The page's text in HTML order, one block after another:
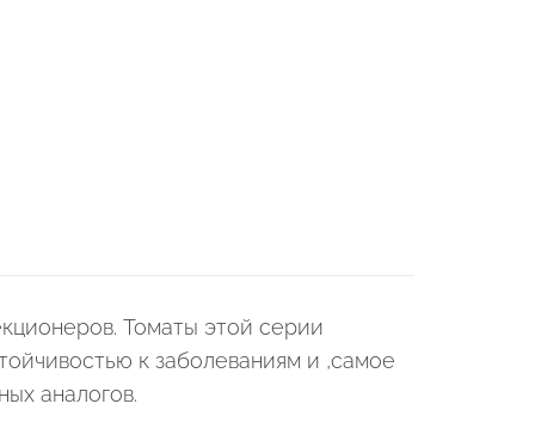
Томаты этой серии
к заболеваниям и ,самое
аналогов.